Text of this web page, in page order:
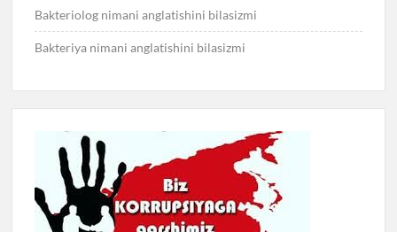
Bakteriolog nimani anglatishini bilasizmi
Bakteriya nimani anglatishini bilasizmi